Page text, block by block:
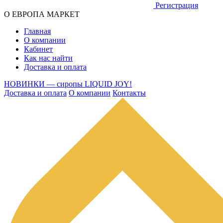
Регистрация
О ЕВРОПА МАРКЕТ
Главная
О компании
Кабинет
Как нас найти
Доставка и оплата
НОВИНКИ — сиропы LIQUID JOY!
Доставка и оплата О компании Контакты